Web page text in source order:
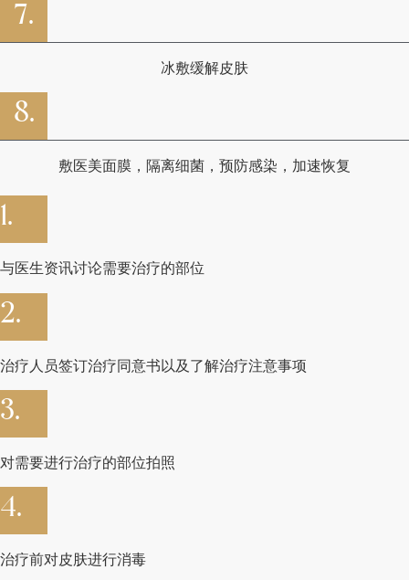
7.
冰敷缓解皮肤
8.
敷医美面膜，隔离细菌，预防感染，加速恢复
1.
与医生资讯讨论需要治疗的部位
2.
治疗人员签订治疗同意书以及了解治疗注意事项
3.
对需要进行治疗的部位拍照
4.
治疗前对皮肤进行消毒